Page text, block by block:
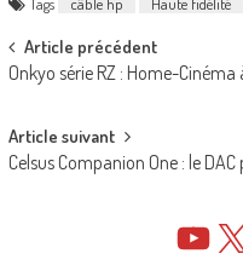
Post
navigation
Article précédent
Onkyo série RZ : Home-Cinéma
Article suivant
Celsus Companion One : le
YouTube